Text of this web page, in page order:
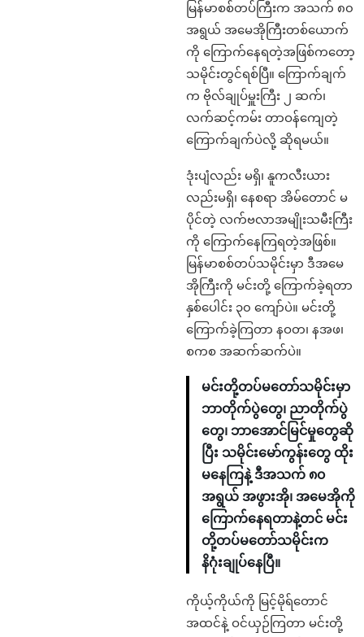
မြန်မာစစ်တပ်ကြီးက အသက် ၈၀
အရွယ် အမေအိုကြီးတစ်ယောက်
ကို ကြောက်နေရတဲ့အဖြစ်ကတော့
သမိုင်းတွင်ရစ်ပြီ။ ကြောက်ချက်
က ဗိုလ်ချုပ်မှူးကြီး ၂ ဆက်၊
လက်ဆင့်ကမ်း တာဝန်ကျေတဲ့
ကြောက်ချက်ပဲလို့ ဆိုရမယ်။
ဒုံးပျံလည်း မရှိ၊ နူကလီးယား
လည်းမရှိ၊ နေစရာ အိမ်တောင် မ
ပိုင်တဲ့ လက်ဗလာအမျိုးသမီးကြီး
ကို ကြောက်နေကြရတဲ့အဖြစ်။
မြန်မာစစ်တပ်သမိုင်းမှာ ဒီအမေ
အိုကြီးကို မင်းတို့ ကြောက်ခဲ့ရတာ
နှစ်ပေါင်း ၃၀ ကျော်ပဲ။ မင်းတို့
ကြောက်ခဲ့ကြတာ နဝတ၊ နအဖ၊
စကစ အဆက်ဆက်ပဲ။
မင်းတို့တပ်မတော်သမိုင်းမှာ
ဘာတိုက်ပွဲတွေ၊ ညာတိုက်ပွဲ
တွေ၊ ဘာအောင်မြင်မှုတွေဆို
ပြီး သမိုင်းမော်ကွန်းတွေ ထိုး
မနေကြနဲ့ ဒီအသက် ၈၀
အရွယ် အဖွားအို၊ အမေအိုကို
ကြောက်နေရတာနဲ့တင် မင်း
တို့တပ်မတော်သမိုင်းက
နိဂုံးချုပ်နေပြီ။
ကိုယ့်ကိုယ်ကို မြင့်မိုရ်တောင်
အထင်နဲ့ ဝင်ယှဉ်ကြတာ မင်းတို့